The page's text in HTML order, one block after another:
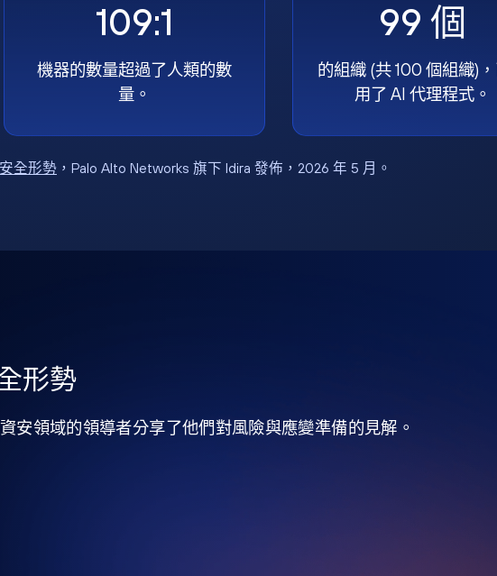
109:1
機器的數量超過了人類的數
量。
99 個
的組織 (共 100 個組織)
用了 AI 代理程式。
全形勢，Palo Alto Networks 旗下 Idira 發佈，2026 年 5 月。
形勢
安領域的領導者分享了他們對風險與應變準備的見解。